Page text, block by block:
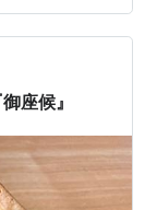
カーに代えた
石鹸洗剤に統
に臭い匂い
てみたいと
座候』